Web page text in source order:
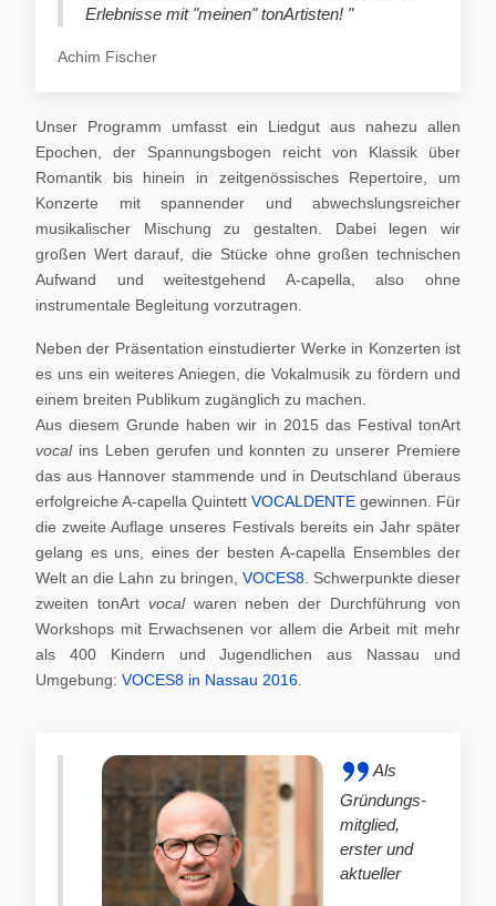
Erlebnisse mit "meinen" tonArtisten! "
Achim Fischer
Unser Programm umfasst ein Liedgut aus nahezu allen
Epochen, der Spannungsbogen reicht von Klassik über
Romantik bis hinein in zeitgenössisches Repertoire, um
Konzerte mit spannender und abwechslungsreicher
musikalischer Mischung zu gestalten. Dabei legen wir
großen Wert darauf, die Stücke ohne großen technischen
Aufwand und weitestgehend A-capella, also ohne
instrumentale Begleitung vorzutragen.
Neben der Präsentation einstudierter Werke in Konzerten ist
es uns ein weiteres Aniegen, die Vokalmusik zu fördern und
einem breiten Publikum zugänglich zu machen.
Aus diesem Grunde haben wir in 2015 das Festival tonArt
vocal ins Leben gerufen und konnten zu unserer Premiere
das aus Hannover stammende und in Deutschland überaus
erfolgreiche A-capella Quintett VOCALDENTE gewinnen. Für
die zweite Auflage unseres Festivals bereits ein Jahr später
gelang es uns, eines der besten A-capella Ensembles der
Welt an die Lahn zu bringen, VOCES8. Schwerpunkte dieser
zweiten tonArt vocalwaren neben der Durchführung von
Workshops mit Erwachsenen vor allem die Arbeit mit mehr
als 400 Kindern und Jugendlichen aus Nassau und
Umgebung: VOCES8 in Nassau 2016
Als
Gründungs-
mitglied,
erster und
aktueller